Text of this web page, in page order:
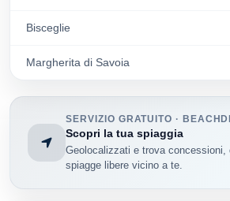
Bisceglie
Margherita di Savoia
SERVIZIO GRATUITO ·
Scopri la tua spiaggia
Geolocalizzati e trova concessioni,
spiagge libere vicino a te.